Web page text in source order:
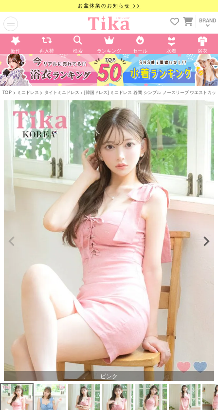
お盆休業のお知らせ >>
BRAND
新作 再入荷 検索 ランキング セール 水着 浴衣
TOP ミニドレス タイトミニドレス [韓国ドレス] ミニドレス 谷間 シンプル ノースリーブ ウエストカ
ピンク